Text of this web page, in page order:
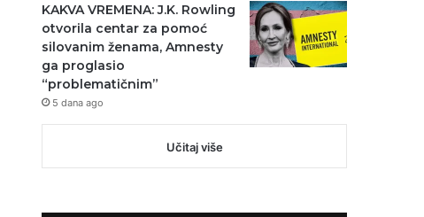
KAKVA VREMENA: J.K. Rowling
otvorila centar za pomoć
silovanim ženama, Amnesty
ga proglasio
“problematičnim”
5 dana ago
Učitaj više